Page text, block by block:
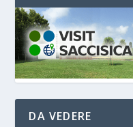
DA VEDERE